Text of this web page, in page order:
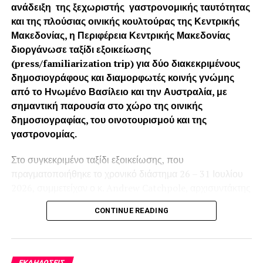
ανάδειξη της ξεχωριστής γαστρονομικής ταυτότητας
και της πλούσιας οινικής κουλτούρας της Κεντρικής
Μακεδονίας, η Περιφέρεια Κεντρικής Μακεδονίας
διοργάνωσε ταξίδι εξοικείωσης
(press/familiarizationtrip) για δύο διακεκριμένους
δημοσιογράφους και διαμορφωτές κοινής γνώμης
από το Ηνωμένο Βασίλειο και την Αυστραλία, με
σημαντική παρουσία στο χώρο της οινικής
δημοσιογραφίας, του οινοτουρισμού και της
γαστρονομίας.
Στο συγκεκριμένο ταξίδι εξοικείωσης, που
πραγματοποιήθηκε το χρονικό διάστημα 26 – 31 Ιουλίου
του κορυφαίου βρετανικού περιοδικού «Harpers Wine &
και ο κ. Michael Lazarou, οινοκριτικός και
είναι ιδιαίτερα επιδραστικοί έχοντας ευρεία απήχηση στο
CONTINUE READING